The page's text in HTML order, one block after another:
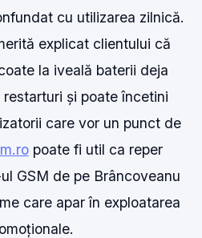
cu utilizarea zilnică.
explicat clientului că
la iveală baterii deja
și poate încetini
care vor un punct de
poate fi util ca reper
GSM de pe Brâncoveanu
care apar în exploatarea